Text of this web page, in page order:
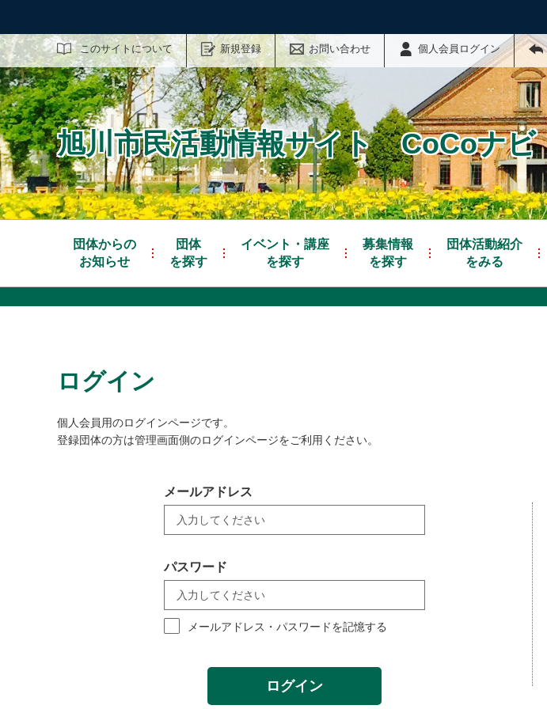
このサイトについて 新規登録 お問い合わせ 個人会員ログイン
サイト内検索
旭川市民活動情報サイト CoCoナビ
団体からの
お知らせ
団体
を探す
イベント・講座
を探す
募集情報
を探す
団体活動紹介
をみる
ログイン
個人会員用のログインページです。
登録団体の方は管理画面側のログインページをご利用ください。
メールアドレス
パスワード
メールアドレス・パスワードを記憶する
ログイン